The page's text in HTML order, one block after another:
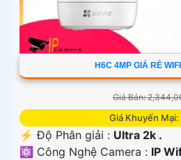
H6C 4MP GIÁ RẺ
Giá Bán:
Giá Khuyến
️⚡ Độ Phân giải : Ultra 2k .
⚛️ Công Nghệ Camera : IP